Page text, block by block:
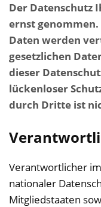
Der Datenschutz
ernst
Daten werden
gesetzlichen
dieser
lückenloser
durch Dritte ist
Verantwortlicher
nationaler
Mitgliedstaaten